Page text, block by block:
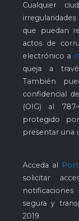
Cualquier
que puedan
actos de
electrónico a
queja a
También
confidencial
(OIG) al
protegido
presentar una
Acceda al
solicitar
segura y
2019